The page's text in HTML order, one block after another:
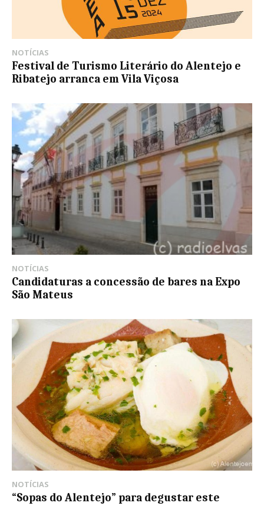
NOTÍCIAS
Festival de Turismo Literário do Alentejo e
Ribatejo arranca em Vila Viçosa
NOTÍCIAS
Candidaturas a concessão de bares na Expo
São Mateus
NOTÍCIAS
“Sopas do Alentejo” para degustar este